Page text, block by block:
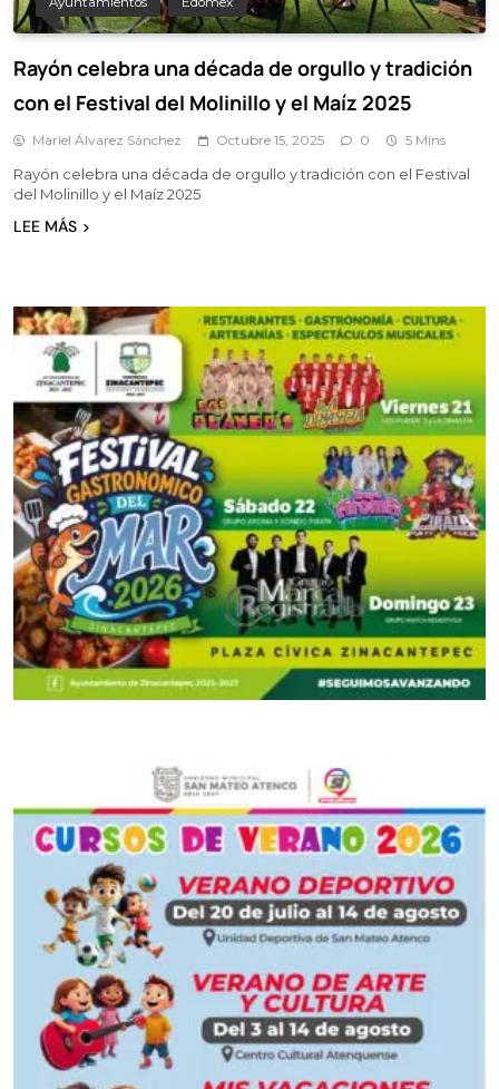
Rayón celebra una década de orgullo y tradición
con el Festival del Molinillo y el Maíz 2025
Mariel Álvarez Sánchez Octubre 15, 2025 0 5 Mins
Rayón celebra una década de orgullo y tradición con el Festival
del Molinillo y el Maíz 2025
LEE MÁS